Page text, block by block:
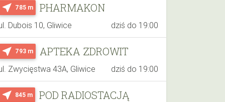
near_me 785 m PHARMAKON
Dubois 10, Gliwice dziś do 19:00
near_me 793 m APTEKA ZDROWIT
Zwycięstwa 43A, Gliwice dziś do 19:00
near_me 845 m POD RADIOSTACJĄ